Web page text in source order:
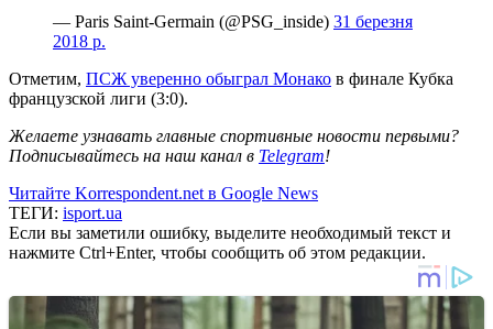
— Paris Saint-Germain (@PSG_inside) 31 березня
2018 р.
Отметим, ПСЖ уверенно обыграл Монако в финале Кубка
французской лиги (3:0).
Желаете узнавать главные спортивные новости первыми?
Подписывайтесь на наш канал в Telegram!
Читайте Korrespondent.net в Google News
ТЕГИ: isport.ua
Если вы заметили ошибку, выделите необходимый текст и
нажмите Ctrl+Enter, чтобы сообщить об этом редакции.